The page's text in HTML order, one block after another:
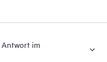
und Leistungsoptimierung
Antwort im